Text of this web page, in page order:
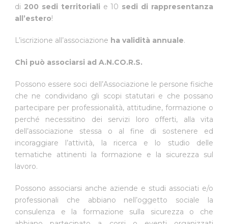
di 200 sedi territoriali e 10 sedi di rappresentanza
all’estero!
L’iscrizione all’associazione ha validità annuale.
Chi può associarsi ad A.N.CO.R.S.
Possono essere soci dell’Associazione le persone fisiche
che ne condividano gli scopi statutari e che possano
partecipare per professionalità, attitudine, formazione o
perché necessitino dei servizi loro offerti, alla vita
dell’associazione stessa o al fine di sostenere ed
incoraggiare l’attività, la ricerca e lo studio delle
tematiche attinenti la formazione e la sicurezza sul
lavoro.
Possono associarsi anche aziende e studi associati e/o
professionali che abbiano nell’oggetto sociale la
consulenza e la formazione sulla sicurezza o che